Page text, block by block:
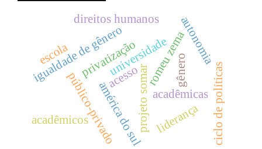
privatização
projeto somar
público-privado
romeu zema
igualdade de gênero
acadêmicos
acadêmicas
universidade gênero ciclo de políticas
acesso
américa do sul
direitos humanos
escola autonomia
liderança